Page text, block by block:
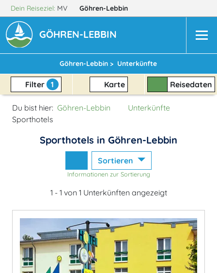
Dein Reiseziel: MV Göhren-Lebbin
GÖHREN-LEBBIN
Göhren-Lebbin > Unterkünfte
Filter 1 Karte Reisedaten
Du bist hier: Göhren-Lebbin
Unterkünfte
Sporthotels
Sporthotels in Göhren-Lebbin
Sortieren
Informationen zur Sortierung
1 - 1 von 1 Unterkünften angezeigt